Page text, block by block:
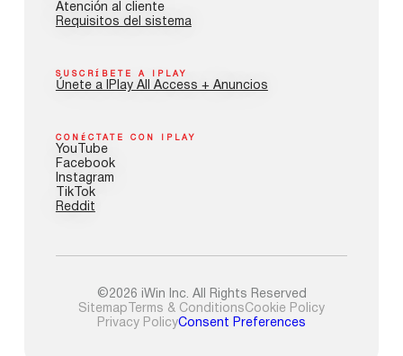
Atención al cliente
Requisitos del sistema
SUSCRÍBETE A IPLAY
Únete a IPlay All Access + Anuncios
CONÉCTATE CON IPLAY
YouTube
Facebook
Instagram
TikTok
Reddit
©2026 iWin Inc. All Rights Reserved
Sitemap Terms & ConditionsCookie Policy
Privacy PolicyConsent Preferences